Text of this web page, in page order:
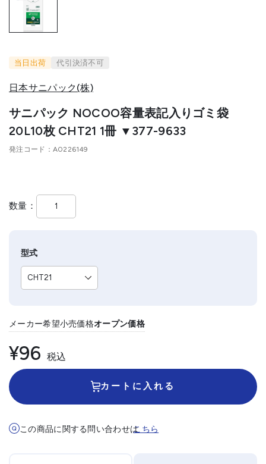
当日出荷 代引決済不可
日本サニパック(株)
サニパック NOCOO容量表記入りゴミ袋
20L10枚 CHT21 1冊 ▼377-9633
発注コード A0226149
数量
型式
メーカー希望小売価格オープン価格
¥96 税込
カートに入れる
この商品に関する問い合わせはこちら